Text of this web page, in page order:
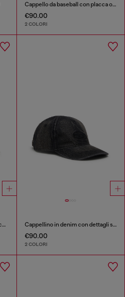
Cappello da baseball con placca oval D
€90.00
2 COLORI
Cappello da baseball con logo ricamato Cappellino in denim con dettagli sfrangiati e logo ricamato
€90.00
2 COLORI